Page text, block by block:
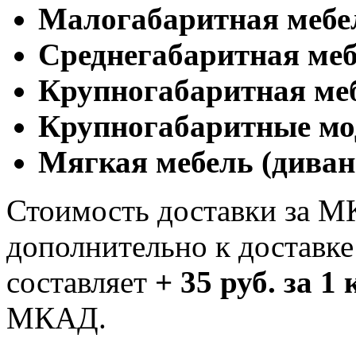
Малогабаритная
Cреднегабаритная
Крупногабаритная
Крупногабаритные
Мягкая мебель
Стоимость доставки за
дополнительно к
составляет + 35 руб. за 1
МКАД.